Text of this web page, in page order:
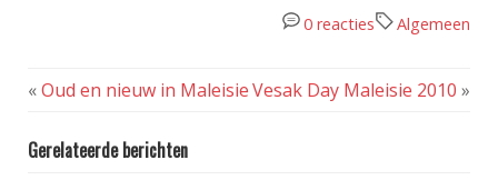
Algemeen
0 reacties
«Oud en nieuw in MaleisieVesak Day Maleisie 2010 »
Gerelateerde berichten